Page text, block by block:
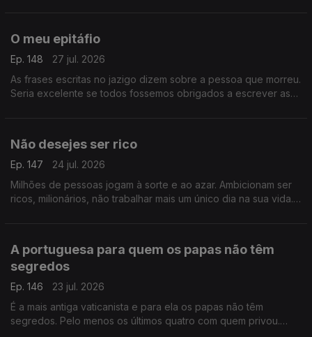
O meu epitáfio
Ep. 148
27 jul. 2026
As frases escritas no jazigo dizem sobre a pessoa que morreu.
Seria excelente se todos fossemos obrigados a escrever as
Não desejes ser rico
Ep. 147
24 jul. 2026
Milhões de pessoas jogam à sorte e ao azar. Ambicionam ser
ricos, milionários, não trabalhar mais um único dia na sua vida.
A portuguesa para quem os papas não têm
segredos
Ep. 146
23 jul. 2026
É a mais antiga vaticanista e para ela os papas não têm
segredos. Pelo menos os últimos quatro com quem privou.